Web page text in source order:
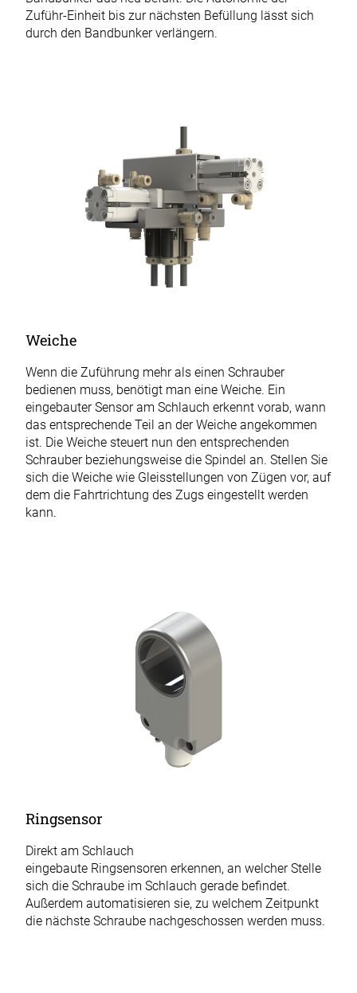
Zuführ-Einheit bis zur nächsten Befüllung lässt sich
durch den Bandbunker verlängern.
Weiche
Wenn die Zuführung mehr als einen Schrauber
bedienen muss, benötigt man eine Weiche. Ein
eingebauter Sensor am Schlauch erkennt vorab, wann
das entsprechende Teil an der Weiche angekommen
ist. Die Weiche steuert nun den entsprechenden
Schrauber beziehungsweise die Spindel an. Stellen Sie
sich die Weiche wie Gleisstellungen von Zügen vor, auf
dem die Fahrtrichtung des Zugs eingestellt werden
kann.
Ringsensor
Direkt am Schlauch
eingebaute Ringsensoren erkennen, an welcher Stelle
sich die Schraube im Schlauch gerade befindet.
Außerdem automatisieren sie, zu welchem Zeitpunkt
die nächste Schraube nachgeschossen werden muss.